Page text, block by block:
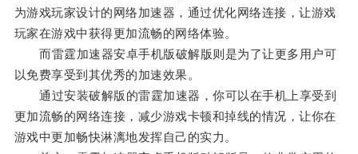
为游戏玩家设计的网络加速器，通过优化网络连接，让游戏
玩家在游戏中获得更加流畅的网络体验。
而雷霆加速器安卓手机版破解版则是为了让更多用户可
以免费享受到其优秀的加速效果。
通过安装破解版的雷霆加速器，你可以在手机上享受到
更加流畅的网络连接，减少游戏卡顿和掉线的情况，让你在
游戏中更加畅快淋漓地发挥自己的实力。